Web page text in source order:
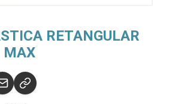
RETANGULAR